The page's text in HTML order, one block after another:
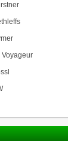
Voyageur